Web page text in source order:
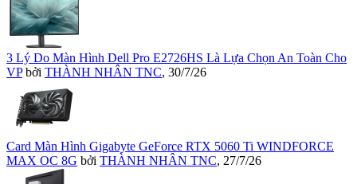
3 Lý Do Màn Hình Dell Pro E2726HS Là Lựa Chọn An Toàn Cho
VP bởi THÀNH NHÂN TNC, 30/7/26
Card Màn Hình Gigabyte GeForce RTX 5060 Ti WINDFORCE
MAX OC 8G bởi THÀNH NHÂN TNC, 27/7/26